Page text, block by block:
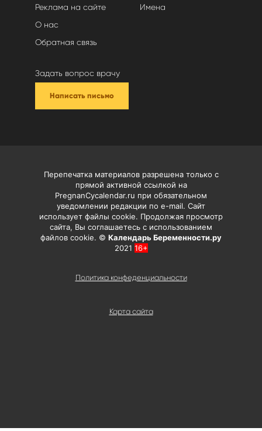
Реклама на сайте
О нас
Обратная связь
Имена
Задать вопрос врачу
Написать письмо
Карта сайта
Перепечатка материалов разрешена только с
прямой активной ссылкой на
PregnanCycalendar.ru при обязательном
уведомлении редакции по e-mail. Сайт
использует файлы cookie. Продолжая просмотр
сайта, Вы соглашаетесь с использованием
файлов cookie. © Календарь Беременности.ру
2021 16+
Политика конфеденциальности